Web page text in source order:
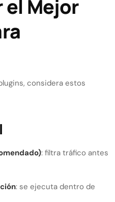
el Mejor
considera estos
: filtra tráfico antes
: se ejecuta dentro de